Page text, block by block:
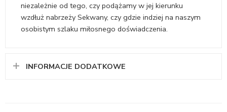
niezależnie od tego, czy podążamy w jej kierunku
wzdłuż nabrzeży Sekwany, czy gdzie indziej na naszym
osobistym szlaku miłosnego doświadczenia.
INFORMACJE DODATKOWE